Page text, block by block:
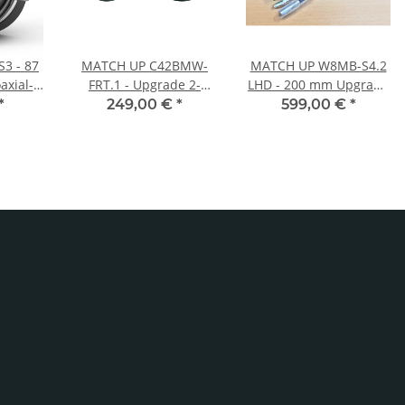
- 87
MATCH UP C42BMW-
FRT.1 - Upgrade 2-
Wege
249,00 € *
MATCH UP W8MB-S4.2
LHD - 200 mm Upgrade
Subwoofer für
599,00 € *